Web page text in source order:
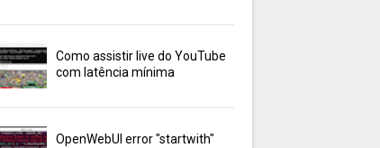
Como assistir live do YouTube
com latência mínima
OpenWebUI error "startwith"